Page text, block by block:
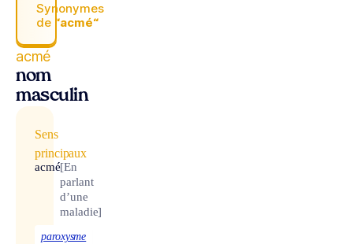
Synonymes
de “acmé“
acmé
nom
masculin
Sens
principaux
acmé[En
parlant
d’une
maladie]
paroxysme